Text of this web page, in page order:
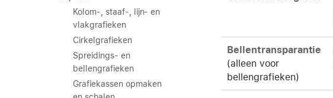
Kolom-, staaf-, lijn- en
vlakgrafieken
Cirkelgrafieken
Spreidings- en
bellengrafieken
Grafiekassen opmaken
Bellentransparantie
(alleen voor
bellengrafieken)